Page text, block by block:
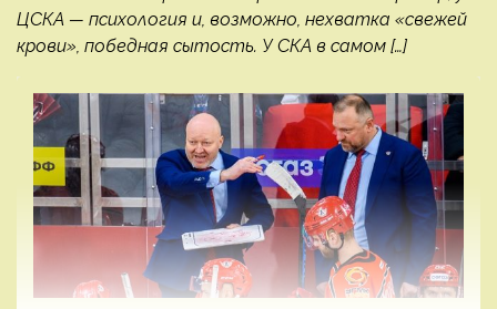
ЦСКА — психология и, возможно, нехватка «свежей
крови», победная сытость. У СКА в самом […]